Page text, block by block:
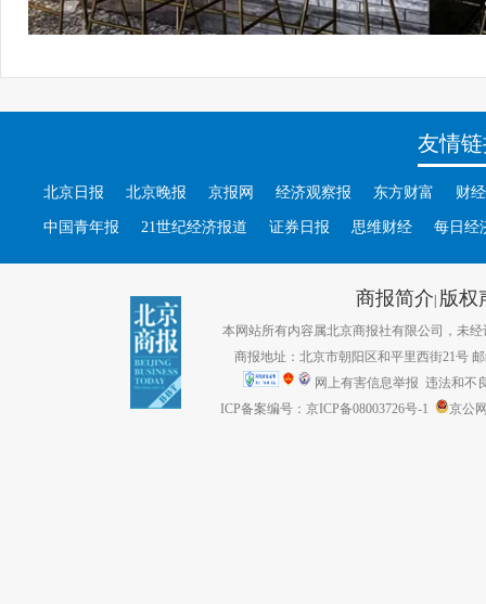
友情
北京日报 北京晚报 京报网 经济观察报 东方财富 财
中国青年报 21世纪经济报道 证券日报 思维财经 每日经
商报简介| 版权
本网站所有内容属北京商报社有限公司，未经
商报地址：北京市朝阳区和平里西街21号
网上有害信息举报 违法和不
ICP备案编号：京ICP备08003726号-1
京公